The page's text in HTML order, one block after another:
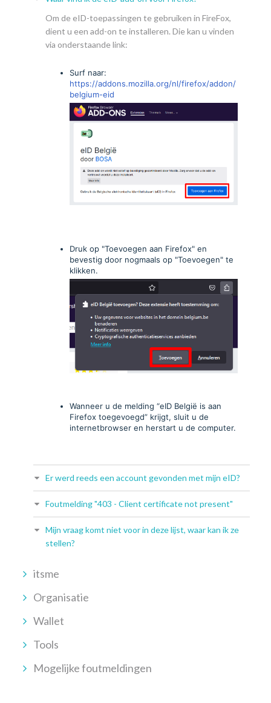
Om de eID-toepassingen te gebruiken in FireFox,
dient u een add-on te installeren. Die kan u vinden
via onderstaande link:
Surf naar:
https://addons.mozilla.org/nl/firefox/addon/
belgium-eid
Druk op "Toevoegen aan Firefox" en
bevestig door nogmaals op "Toevoegen" te
klikken.
Wanneer u de melding “eID België is aan
Firefox toegevoegd” krijgt, sluit u de
internetbrowser en herstart u de computer.
Er werd reeds een account gevonden met mijn eID?
Foutmelding "403 - Client certificate not present"
Mijn vraag komt niet voor in deze lijst, waar kan ik ze
stellen?
itsme
Organisatie
Wallet
Tools
Mogelijke foutmeldingen